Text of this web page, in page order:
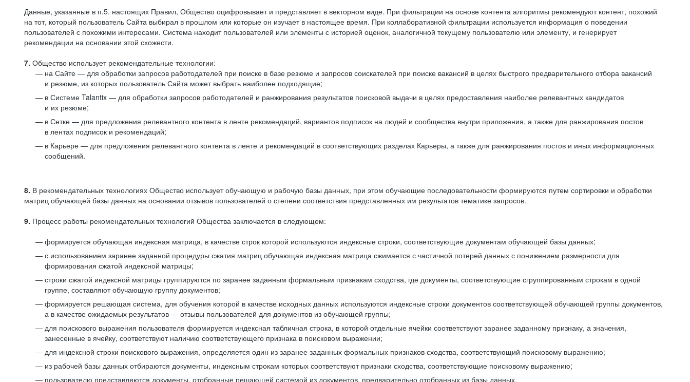
Данные, указанные в п.5. настоящих Правил, Общество оцифровывает и представляет в векторном виде. При фильтрации на основе контента алгоритмы рекомендуют контент, похожий
на тот, который пользователь Сайта выбирал в прошлом или которые он изучает в настоящее время. При коллаборативной фильтрации используется информация о поведении
пользователей с похожими интересами. Система находит пользователей или элементы с историей оценок, аналогичной текущему пользователю или элементу, и генерирует
рекомендации на основании этой схожести.
7. Общество использует рекомендательные технологии:
на Сайте — для обработки запросов работодателей при поиске в базе резюме и запросов соискателей при поиске вакансий в целях быстрого предварительного отбора вакансий
и резюме, из которых пользователь Сайта может выбрать наиболее подходящие;
в Системе Talantix — для обработки запросов работодателей и ранжирования результатов поисковой выдачи в целях предоставления наиболее релевантных кандидатов
и их резюме;
в Сетке — для предложения релевантного контента в ленте рекомендаций, вариантов подписок на людей и сообщества внутри приложения, а также для ранжирования постов
в лентах подписок и рекомендаций;
в Карьере — для предложения релевантного контента в ленте и рекомендаций в соответствующих разделах Карьеры, а также для ранжирования постов и иных информационных
сообщений.
8. В рекомендательных технологиях Общество использует обучающую и рабочую базы данных, при этом обучающие последовательности формируются путем сортировки и обработки
матриц обучающей базы данных на основании отзывов пользователей о степени соответствия представленных им результатов тематике запросов.
9. Процесс работы рекомендательных технологий Общества заключается в следующем:
формируется обучающая индексная матрица, в качестве строк которой используются индексные строки, соответствующие документам обучающей базы данных;
с использованием заранее заданной процедуры сжатия матриц обучающая индексная матрица сжимается с частичной потерей данных с понижением размерности для
формирования сжатой индексной матрицы;
строки сжатой индексной матрицы группируются по заранее заданным формальным признакам сходства, где документы, соответствующие сгруппированным строкам в одной
группе, составляют обучающую группу документов;
формируется решающая система, для обучения которой в качестве исходных данных используются индексные строки документов соответствующей обучающей группы документов,
а в качестве ожидаемых результатов — отзывы пользователей для документов из обучающей группы;
для поискового выражения пользователя формируется индексная табличная строка, в которой отдельные ячейки соответствуют заранее заданному признаку, а значения,
занесенные в ячейку, соответствуют наличию соответствующего признака в поисковом выражении;
для индексной строки поискового выражения, определяется один из заранее заданных формальных признаков сходства, соответствующий поисковому выражению;
из рабочей базы данных отбираются документы, индексным строкам которых соответствуют признаки сходства, соответствующие поисковому выражению;
пользователю представляются документы, отобранные решающей системой из документов, предварительно отобранных из базы данных.